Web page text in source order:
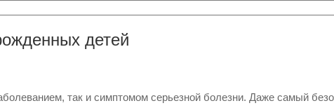
детей
так и симптомом серьезной болезни. Даже самый